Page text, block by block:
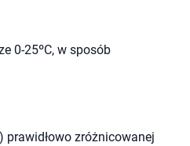
0-25ºC, w sposób
zróżnicowanej